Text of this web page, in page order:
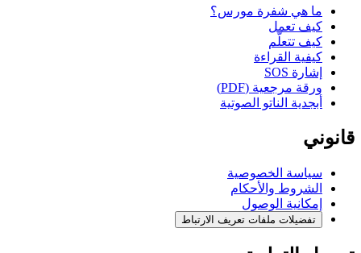
ما هي شفرة مورس؟
كيف تعمل
كيف تتعلّم
كيفية القراءة
إشارة SOS
ورقة مرجعية (PDF)
أبجدية الناتو الصوتية
قانوني
سياسة الخصوصية
الشروط والأحكام
إمكانية الوصول
تفضيلات ملفات تعريف الارتباط